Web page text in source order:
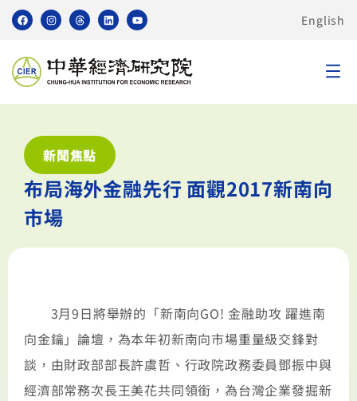
English
新聞焦點
布局海外金融先行 面觀2017新南向
市場
3月9日將舉辦的「新南向GO! 金融助攻 躍進南
向金鑰」論壇，為本年初新南向市場重量級交鋒對
談，由財政部部長許虞哲、行政院政務委員鄧振中與
經濟部常務次長王美花共同領銜，為台灣企業發掘新